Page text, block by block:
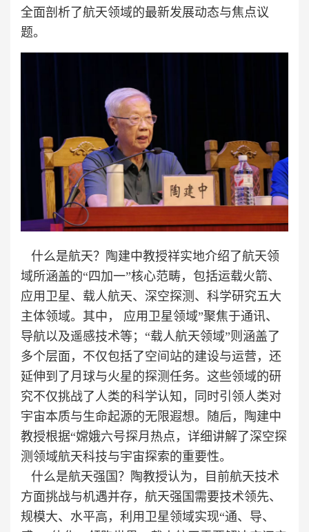
全面剖析了航天领域的最新发展动态与焦点议
题。
什么是航天？陶建中教授祥实地介绍了航天领
域所涵盖的“四加一”核心范畴，包括运载火箭、
应用卫星、载人航天、深空探测、科学研究五大
主体领域。其中， 应用卫星领域”聚焦于通讯、
导航以及遥感技术等；“载人航天领域”则涵盖了
多个层面，不仅包括了空间站的建设与运营，还
延伸到了月球与火星的探测任务。这些领域的研
究不仅挑战了人类的科学认知，同时引领人类对
宇宙本质与生命起源的无限遐想。随后，陶建中
教授根据“嫦娥六号探月热点，详细讲解了深空探
测领域航天科技与宇宙探索的重要性。
什么是航天强国？陶教授认为，目前航天技术
方面挑战与机遇并存，航天强国需要技术领先、
规模大、水平高，利用卫星领域实现“通、导、